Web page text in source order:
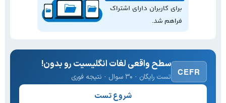
CEFR
سطح واقعی لغات انگلیسیت رو بدون!
تست رایگان · ۳۰ سوال · نتیجه فوری
شروع تست